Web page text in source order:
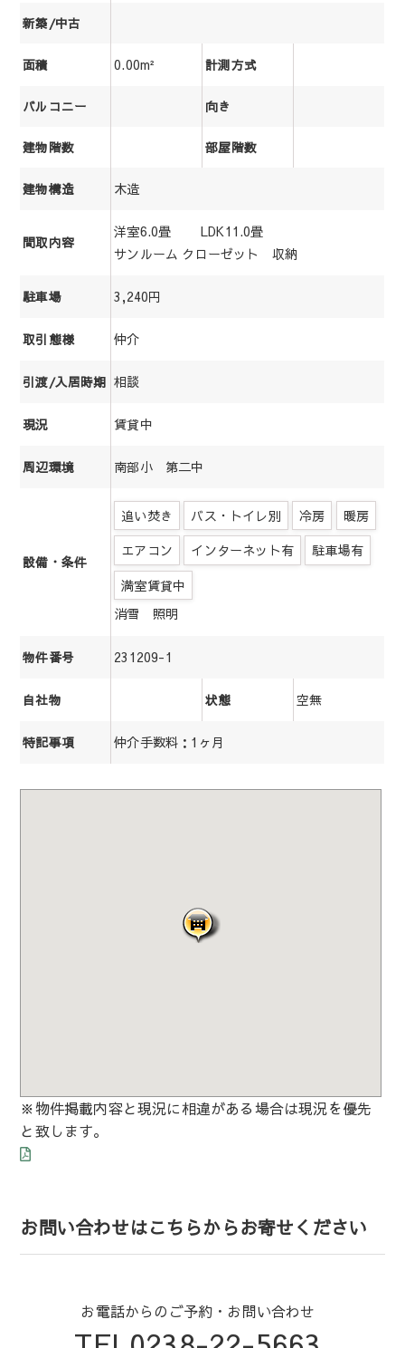
新築/中古
面積 0.00m² 計測方式
バルコニー 向き
建物階数 部屋階数
建物構造 木造
間取内容
洋室6.0畳 LDK11.0畳
サンルーム クローゼット 収納
駐車場 3,240円
取引態様 仲介
引渡/入居時期 相談
現況 賃貸中
周辺環境 南部小 第二中
設備・条件
追い焚き バス・トイレ別 冷房
暖房
エアコン
インターネット有
駐車場有
満室賃貸中
消雪 照明
物件番号 231209-1
自社物 状態 空無
特記事項 仲介手数料：1ヶ月
※物件掲載内容と現況に相違がある場合は現況を優先
と致します。
お問い合わせはこちらからお寄せください
お電話からのご予約・お問い合わせ